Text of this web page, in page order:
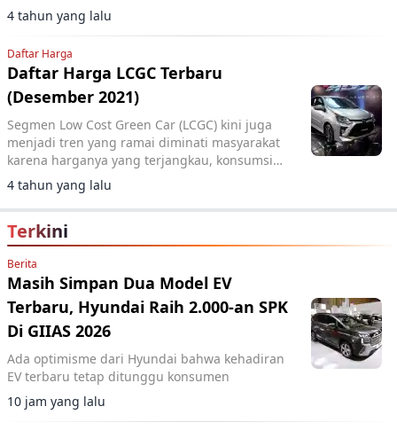
4 tahun yang lalu
Daftar Harga
Daftar Harga LCGC Terbaru
(Desember 2021)
Segmen Low Cost Green Car (LCGC) kini juga
menjadi tren yang ramai diminati masyarakat
karena harganya yang terjangkau, konsumsi
BBM yang hemat, simpel dan ringkas untuk
digunakan sehari-hari.
4 tahun yang lalu
Terkini
Berita
Masih Simpan Dua Model EV
Terbaru, Hyundai Raih 2.000-an SPK
Di GIIAS 2026
Ada optimisme dari Hyundai bahwa kehadiran
EV terbaru tetap ditunggu konsumen
10 jam yang lalu